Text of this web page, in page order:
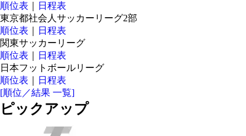
順位表
日程表
東京都社会人サッカーリーグ2部
順位表
日程表
関東サッカーリーグ
順位表
日程表
日本フットボールリーグ
順位表
日程表
[順位／結果 一覧]
ピックアップ